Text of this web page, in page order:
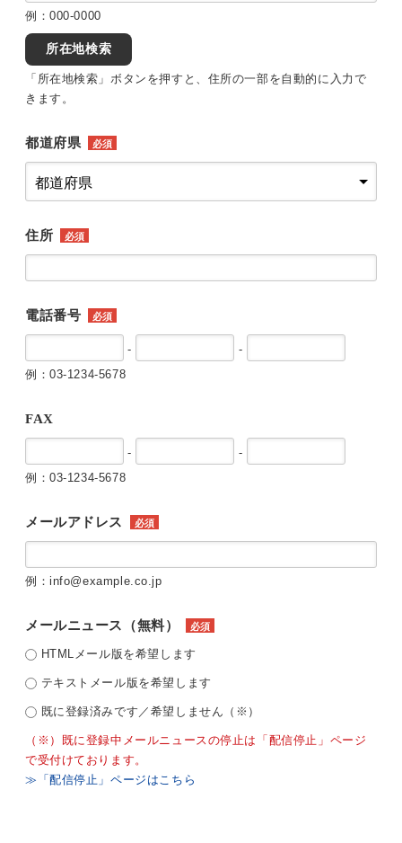
例：000-0000
所在地検索
「所在地検索」ボタンを押すと、住所の一部を自動的に入力で
きます。
都道府県 必須
住所 必須
電話番号 必須
-
-
例：03-1234-5678
FAX
-
-
例：03-1234-5678
メールアドレス 必須
例：info@example.co.jp
メールニュース（無料） 必須
HTMLメール版を希望します
テキストメール版を希望します
既に登録済みです／希望しません（※）
（※）既に登録中メールニュースの停止は「配信停止」ページ
で受付けております。
≫「配信停止」ページはこちら